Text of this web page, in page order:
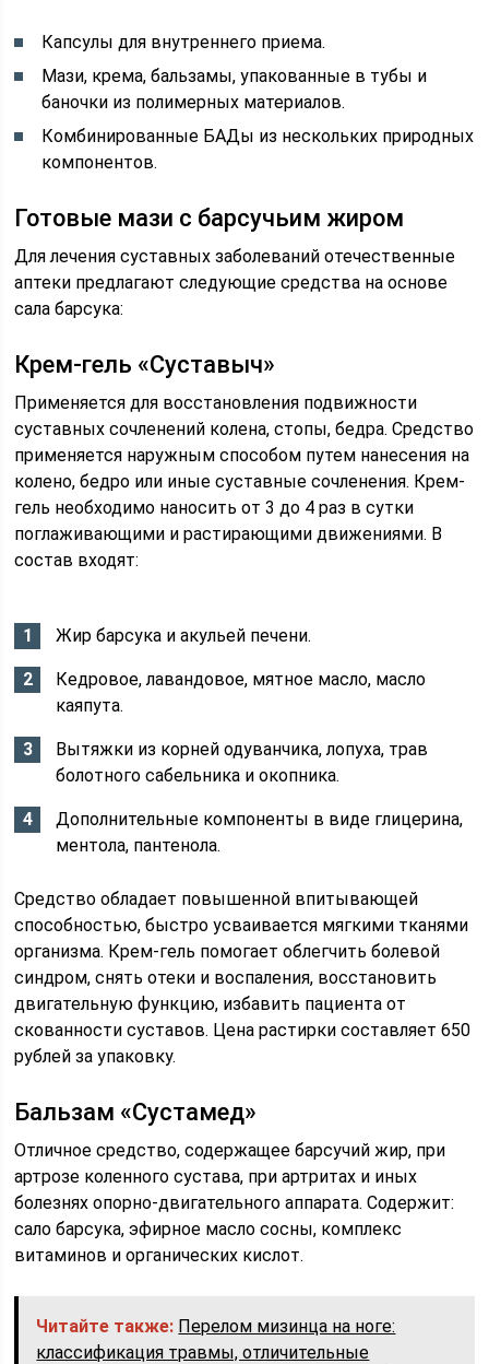
Капсулы для внутреннего приема.
Мази, крема, бальзамы, упакованные в тубы и
баночки из полимерных материалов.
Комбинированные БАДы из нескольких природных
компонентов.
Готовые мази с барсучьим жиром
Для лечения суставных заболеваний отечественные
аптеки предлагают следующие средства на основе
сала барсука:
Крем-гель «Суставыч»
Применяется для восстановления подвижности
суставных сочленений колена, стопы, бедра. Средство
применяется наружным способом путем нанесения на
колено, бедро или иные суставные сочленения. Крем-
гель необходимо наносить от 3 до 4 раз в сутки
поглаживающими и растирающими движениями. В
состав входят:
Жир барсука и акульей печени.
Кедровое, лавандовое, мятное масло, масло
каяпута.
Вытяжки из корней одуванчика, лопуха, трав
болотного сабельника и окопника.
Дополнительные компоненты в виде глицерина,
ментола, пантенола.
Средство обладает повышенной впитывающей
способностью, быстро усваивается мягкими тканями
организма. Крем-гель помогает облегчить болевой
синдром, снять отеки и воспаления, восстановить
двигательную функцию, избавить пациента от
скованности суставов. Цена растирки составляет 650
рублей за упаковку.
Бальзам «Сустамед»
Отличное средство, содержащее барсучий жир, при
артрозе коленного сустава, при артритах и иных
болезнях опорно-двигательного аппарата. Содержит:
сало барсука, эфирное масло сосны, комплекс
витаминов и органических кислот.
Читайте также: Перелом мизинца на ноге:
классификация травмы, отличительные